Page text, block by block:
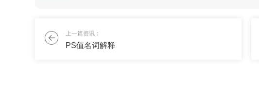
你好，可以给我推荐下稳定收益的货币基金吗？我
上一篇资讯：
PS值名词解释